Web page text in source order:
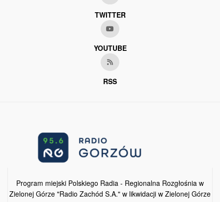
TWITTER
YOUTUBE
RSS
Program miejski Polskiego Radia - Regionalna Rozgłośnia w
Zielonej Górze "Radio Zachód S.A." w likwidacji w Zielonej Górze